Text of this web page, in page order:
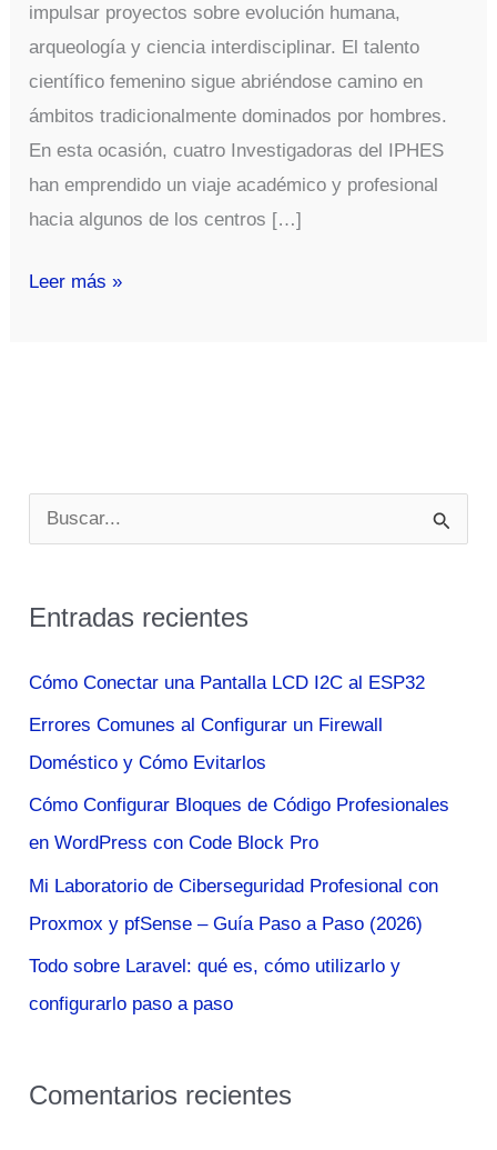
impulsar proyectos sobre evolución humana,
arqueología y ciencia interdisciplinar. El talento
científico femenino sigue abriéndose camino en
ámbitos tradicionalmente dominados por hombres.
En esta ocasión, cuatro Investigadoras del IPHES
han emprendido un viaje académico y profesional
hacia algunos de los centros […]
4
IPHES
Científicas
el
Reino
Unido
Leer más »
u
c
p
o
r
:
Entradas recientes
Cómo Conectar una Pantalla LCD I2C al ESP32
Errores Comunes al Configurar un Firewall
Doméstico y Cómo Evitarlos
Cómo Configurar Bloques de Código Profesionales
en WordPress con Code Block Pro
Mi Laboratorio de Ciberseguridad Profesional con
Proxmox y pfSense – Guía Paso a Paso (2026)
Todo sobre Laravel: qué es, cómo utilizarlo y
configurarlo paso a paso
Comentarios recientes